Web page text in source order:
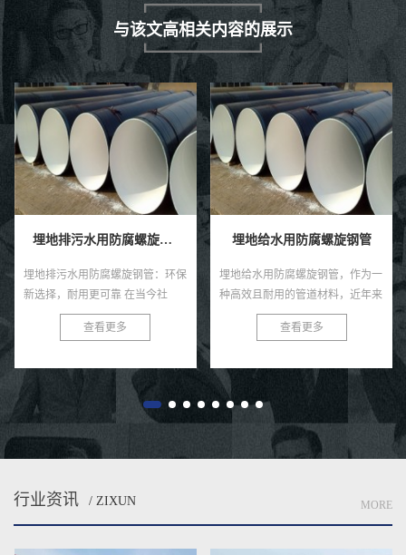
与该文高相关内容的展示
埋地排污水用防腐螺旋钢管
埋地排污水用防腐螺旋钢管：环保
新选择，耐用更可靠 在当今社
会，环保与可持续发展已成为全球
共识。在污水处理与排放领域，选
查看更多
埋地给水用防腐螺旋钢管
埋地给水用防腐螺旋钢管，作为一
种高效且耐用的管道材料，近年来
在各类给水工程中得到了广泛的应
用。这种钢管以其独特的螺旋结
性...
查看更多
行业资讯 / ZIXUN MORE